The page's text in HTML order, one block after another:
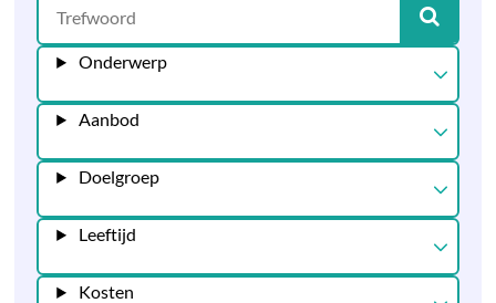
Onderwerp
Aanbod
Doelgroep
Leeftijd
Kosten